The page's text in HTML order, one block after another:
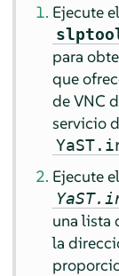
Ejecute
para
que
de VNC
servicio
Ejecute
una lista
la